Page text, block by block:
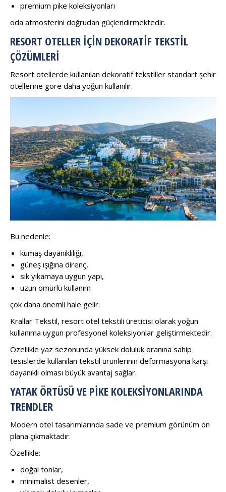
premium pike koleksiyonları
oda atmosferini doğrudan güçlendirmektedir.
RESORT OTELLER İÇIN DEKORATIF TEKSTIL
ÇÖZÜMLERI
Resort otellerde kullanılan dekoratif tekstiller standart şehir
otellerine göre daha yoğun kullanılır.
Bu nedenle:
kumaş dayanıklılığı,
güneş ışığına direnç,
sık yıkamaya uygun yapı,
uzun ömürlü kullanım
çok daha önemli hale gelir.
Krallar Tekstil, resort otel tekstili üreticisi olarak yoğun
kullanıma uygun profesyonel koleksiyonlar geliştirmektedir.
Özellikle yaz sezonunda yüksek doluluk oranına sahip
tesislerde kullanılan tekstil ürünlerinin deformasyona karşı
dayanıklı olması büyük avantaj sağlar.
YATAK ÖRTÜSÜ VE PIKE KOLEKSIYONLARINDA
TRENDLER
Modern otel tasarımlarında sade ve premium görünüm ön
plana çıkmaktadır.
Özellikle:
doğal tonlar,
minimalist desenler,